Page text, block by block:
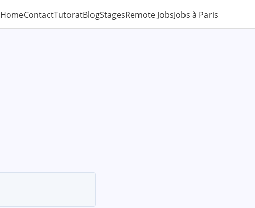
HomeContactTutoratBlogStagesRemote JobsJobs à Paris